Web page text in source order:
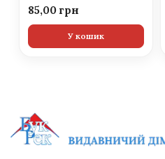
85,00
У кошик